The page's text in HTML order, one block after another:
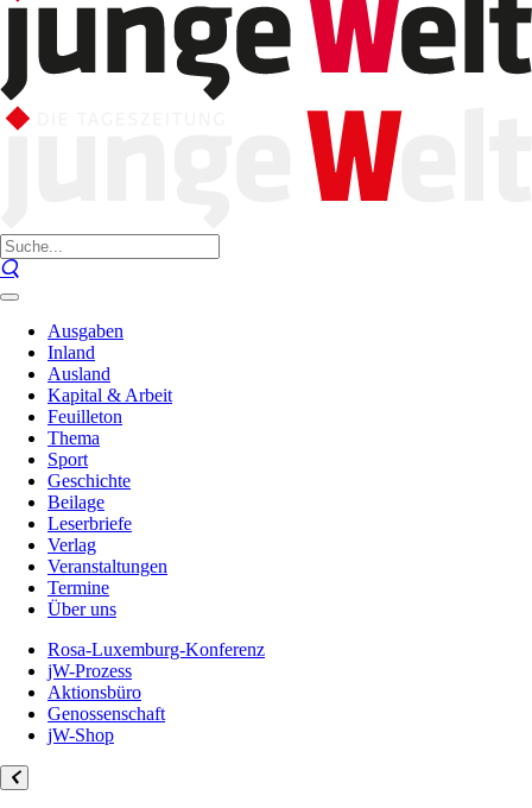
Ausgaben
Inland
Ausland
Kapital & Arbeit
Feuilleton
Thema
Sport
Geschichte
Beilage
Leserbriefe
Verlag
Veranstaltungen
Termine
Über uns
Rosa-Luxemburg-Konferenz
jW-Prozess
Aktionsbüro
Genossenschaft
jW-Shop